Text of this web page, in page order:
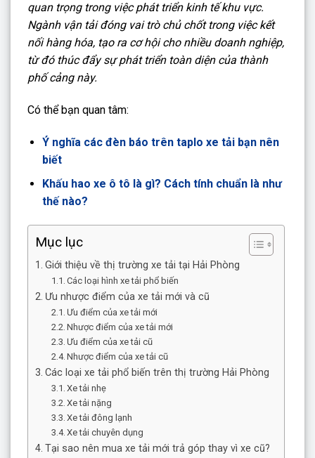
quan trọng trong việc phát triển kinh tế khu vực.
Ngành vận tải đóng vai trò chủ chốt trong việc kết
nối hàng hóa, tạo ra cơ hội cho nhiều doanh nghiệp,
từ đó thúc đẩy sự phát triển toàn diện của thành
phố cảng này.
Có thể bạn quan tâm:
Ý nghĩa các đèn báo trên taplo xe tải bạn nên
biết
Khấu hao xe ô tô là gì? Cách tính chuẩn là như
thế nào?
Mục lục
Giới thiệu về thị trường xe tải tại Hải Phòng
Các loại hình xe tải phổ biến
Ưu nhược điểm của xe tải mới và cũ
Ưu điểm của xe tải mới
Nhược điểm của xe tải mới
Ưu điểm của xe tải cũ
Nhược điểm của xe tải cũ
Các loại xe tải phổ biến trên thị trường Hải Phòng
Xe tải nhẹ
Xe tải nặng
Xe tải đông lạnh
Xe tải chuyên dụng
Tại sao nên mua xe tải mới trả góp thay vì xe cũ?